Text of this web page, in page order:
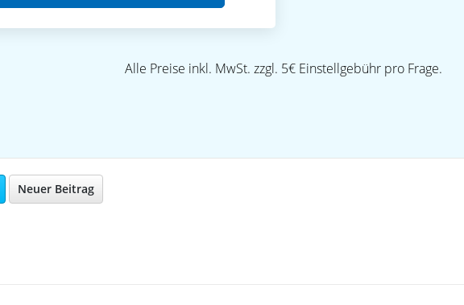
Alle Preise inkl. MwSt. zzgl. 5€ Einstellgebühr pro Frage.
Neuer Beitrag